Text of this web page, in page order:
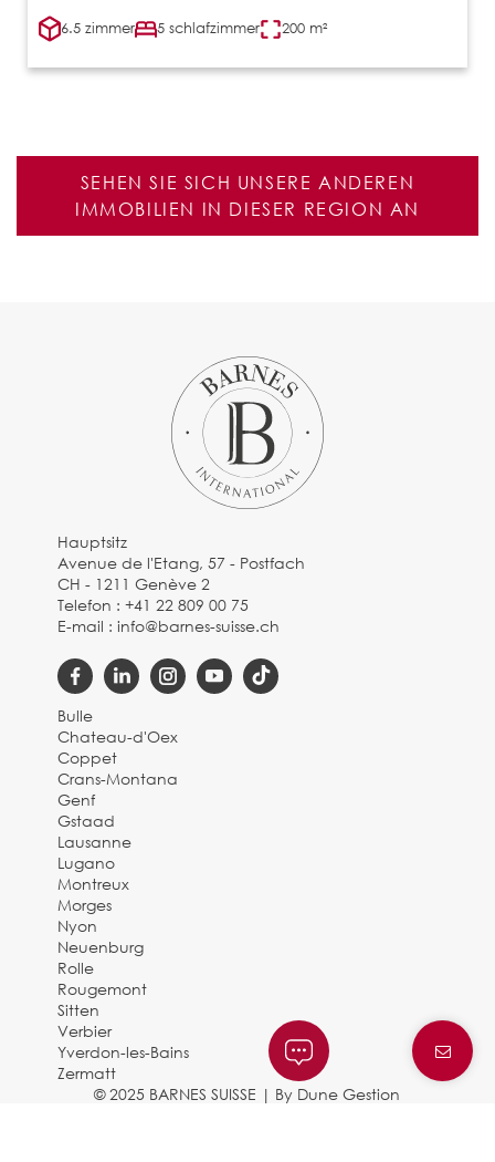
6.5 zimmer 5 schlafzimmer 200 m²
SEHEN SIE SICH UNSERE ANDEREN
IMMOBILIEN IN DIESER REGION AN
Hauptsitz
Avenue de l'Etang, 57 - Postfach
CH - 1211 Genève 2
Telefon :+41 22 809 00 75
E-mail :info@barnes-suisse.ch
Bulle
Chateau-d'Oex
Coppet
Crans-Montana
Genf
Gstaad
Lausanne
Lugano
Montreux
Morges
Nyon
Neuenburg
Rolle
Rougemont
Sitten
Verbier
Yverdon-les-Bains
Zermatt
© 2025 BARNES SUISSE | By Dune Gestion